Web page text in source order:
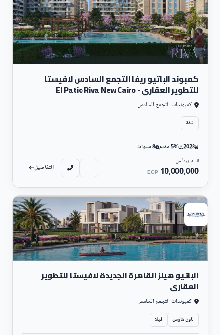
كمبوند الباتيو 2 التجمع الخامس
كمبوند الباتيو ريفا التجمع السادس لافيستا
للتطوير العقاري - El Patio Riva New Cairo
Compound
كمبوندات التجمع السادس
شقة
2028 5% مقدم 8 سنوات
السعر يبدأ من
10,000,000
EGP التفاصيل
سكني
الباتيو هيلز القاهرة الجديدة لافيستا للتطوير
العقاري
كمبوندات التجمع الخامس
تاون هاوس فيلا